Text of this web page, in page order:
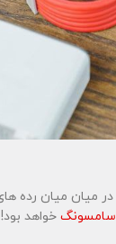
سامسونگ خواهد بود!